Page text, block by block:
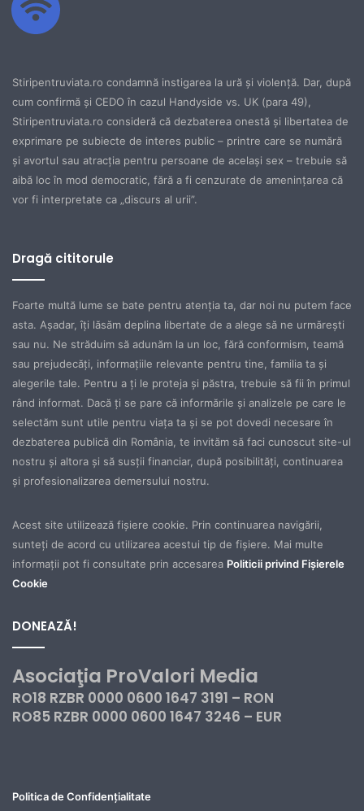
Stiripentruviata.ro condamnă instigarea la ură şi violenţă. Dar, după
cum confirmă şi CEDO în cazul Handyside vs. UK (para 49),
Stiripentruviata.ro consideră că dezbaterea onestă şi libertatea de
exprimare pe subiecte de interes public – printre care se numără
şi avortul sau atracţia pentru persoane de acelaşi sex – trebuie să
aibă loc în mod democratic, fără a fi cenzurate de ameninţarea că
vor fi interpretate ca „discurs al urii”.
Dragă cititorule
Foarte multă lume se bate pentru atenţia ta, dar noi nu putem face
asta. Aşadar, îţi lăsăm deplina libertate de a alege să ne urmăreşti
sau nu. Ne străduim să adunăm la un loc, fără conformism, teamă
sau prejudecăţi, informaţiile relevante pentru tine, familia ta şi
alegerile tale. Pentru a ţi le proteja şi păstra, trebuie să fii în primul
rând informat. Dacă ţi se pare că informările şi analizele pe care le
selectăm sunt utile pentru viaţa ta şi se pot dovedi necesare în
dezbaterea publică din România, te invităm să faci cunoscut site-ul
nostru şi altora şi să susţii financiar, după posibilităţi, continuarea
şi profesionalizarea demersului nostru.
Acest site utilizează fișiere cookie. Prin continuarea navigării,
sunteți de acord cu utilizarea acestui tip de fișiere. Mai multe
informații pot fi consultate prin accesarea Politicii privind Fișierele
Cookie
DONEAZĂ!
Asociaţia ProValori Media
RO18 RZBR 0000 0600 1647 3191 – RON
RO85 RZBR 0000 0600 1647 3246 – EUR
Politica de Confidențialitate